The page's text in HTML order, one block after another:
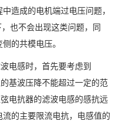
造成的电机端过电压问题，
也不会出现这类问题，同
的共模电压。
感时，首先要考虑到
基波压降不能超过一定的范
电抗器的滤波电感的感抗远
的主要限流电抗，电感值的